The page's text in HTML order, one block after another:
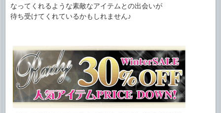
なってくれるような素敵なアイテムとの出会いが
待ち受けてくれているかもしれません♪